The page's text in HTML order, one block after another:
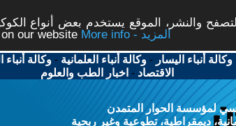
والنشر، الموقع يستخدم بعض أنواع
our website
More info - المزيد
وكالة أنباء اليسار -وكالة أنباء العلمانية -وكالة أنباء
الاقتصاد - اخبار الطب والعلوم
لمؤسسة الحوار المتمدن
ديمقراطية، تطوعية وغير ربحية